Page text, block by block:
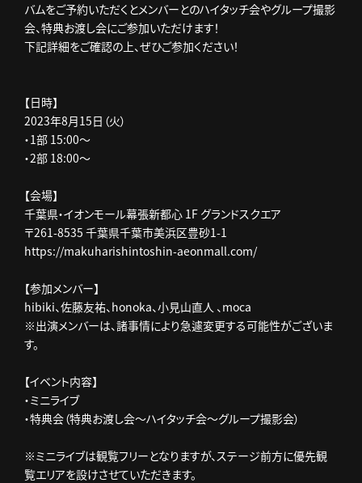
バムをご予約いただくとメンバーとのハイタッチ会やグループ撮影
会、特典お渡し会にご参加いただけます！
下記詳細をご確認の上、ぜひご参加ください！
【日時】
2023年8月15日（火）
・1部 15:00～
・2部 18:00～
【会場】
千葉県・イオンモール幕張新都心 1F グランドスクエア
〒261-8535 千葉県千葉市美浜区豊砂1-1
https://makuharishintoshin-aeonmall.com/
【参加メンバー】
hibiki、佐藤友祐、honoka、小見山直人 、moca
※出演メンバーは、諸事情により急遽変更する可能性がございま
す。
【イベント内容】
・ミニライブ
・特典会（特典お渡し会～ハイタッチ会～グループ撮影会）
※ミニライブは観覧フリーとなりますが、ステージ前方に優先観
覧エリアを設けさせていただきます。